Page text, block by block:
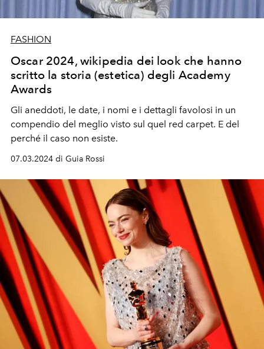
FASHION
Oscar 2024, wikipedia dei look che hanno
scritto la storia (estetica) degli Academy
Awards
Gli aneddoti, le date, i nomi e i dettagli favolosi in un
compendio del meglio visto sul quel red carpet. E del
perché il caso non esiste.
07.03.2024 di Guia Rossi